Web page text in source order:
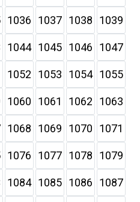
1036 1037 1038 1039
1044 1045 1046 1047
1052 1053 1054 1055
1060 1061 1062 1063
1068 1069 1070 1071
1076 1077 1078 1079
1084 1085 1086 1087